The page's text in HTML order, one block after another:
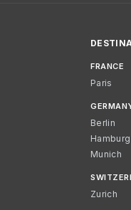
FRANCE
Paris
Berlin
Hamburg
Munich
Zurich